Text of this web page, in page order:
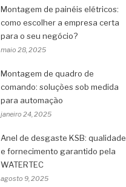
Montagem de painéis elétricos:
como escolher a empresa certa
para o seu negócio?
maio 28, 2025
Montagem de quadro de
comando: soluções sob medida
para automação
janeiro 24, 2025
Anel de desgaste KSB: qualidade
e fornecimento garantido pela
WATERTEC
agosto 9, 2025